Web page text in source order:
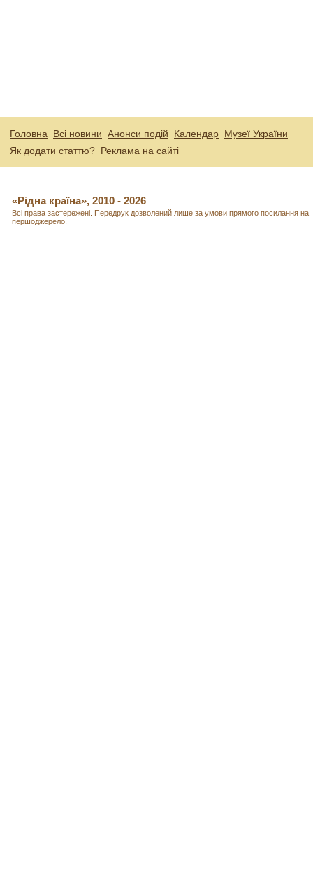
Головна Всі новини Анонси подій Календар Музеї України
Як додати статтю? Реклама на сайті
«Рідна країна», 2010 - 2026
Всі права застережені. Передрук дозволений лише за умови прямого посилання на
першоджерело.